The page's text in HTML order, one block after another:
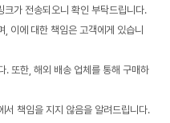
가 전송되오니 확인 부탁드립니다.
이에 대한 책임은 고객에게 있습니
. 또한, 해외 배송 업체를 통해 구매하
책임을 지지 않음을 알려드립니다.